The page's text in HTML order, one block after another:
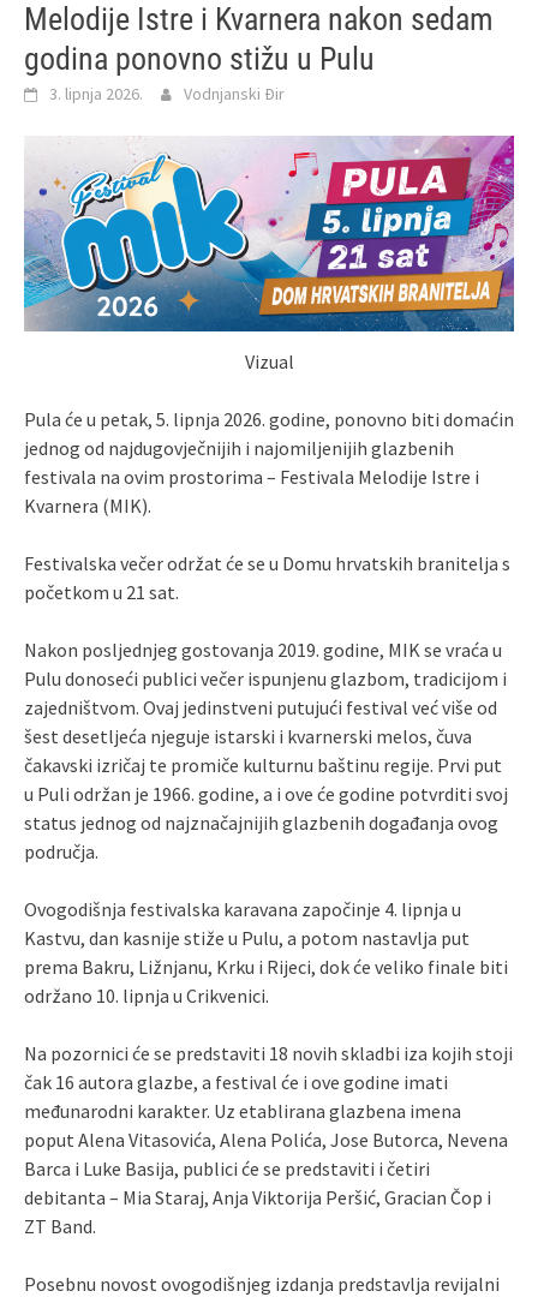
Melodije Istre i Kvarnera nakon sedam
godina ponovno stižu u Pulu
3. lipnja 2026. Vodnjanski Đir
Vizual
Pula će u petak, 5. lipnja 2026. godine, ponovno biti domaćin
jednog od najdugovječnijih i najomiljenijih glazbenih
festivala na ovim prostorima – Festivala Melodije Istre i
Kvarnera (MIK).
Festivalska večer održat će se u Domu hrvatskih branitelja s
početkom u 21 sat.
Nakon posljednjeg gostovanja 2019. godine, MIK se vraća u
Pulu donoseći publici večer ispunjenu glazbom, tradicijom i
zajedništvom. Ovaj jedinstveni putujući festival već više od
šest desetljeća njeguje istarski i kvarnerski melos, čuva
čakavski izričaj te promiče kulturnu baštinu regije. Prvi put
u Puli održan je 1966. godine, a i ove će godine potvrditi svoj
status jednog od najznačajnijih glazbenih događanja ovog
područja.
Ovogodišnja festivalska karavana započinje 4. lipnja u
Kastvu, dan kasnije stiže u Pulu, a potom nastavlja put
prema Bakru, Ližnjanu, Krku i Rijeci, dok će veliko finale biti
održano 10. lipnja u Crikvenici.
Na pozornici će se predstaviti 18 novih skladbi iza kojih stoji
čak 16 autora glazbe, a festival će i ove godine imati
međunarodni karakter. Uz etablirana glazbena imena
poput Alena Vitasovića, Alena Polića, Jose Butorca, Nevena
Barca i Luke Basija, publici će se predstaviti i četiri
debitanta – Mia Staraj, Anja Viktorija Peršić, Gracian Čop i
ZT Band.
Posebnu novost ovogodišnjeg izdanja predstavlja revijalni